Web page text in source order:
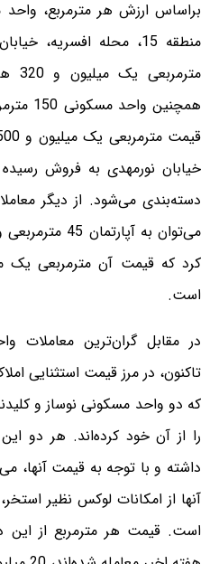
منطقه 15، محله
خیابان نورمهدی به فروش رسیده
دسته‌بندی می‌شود. از دیگر
می‌توان به
است.
در مقابل گران‌ترین معاملات
تاکنون، در مرز قیمت استثنایی
داشته و با توجه به قیمت آنها،
آنها از امکانات لوکس نظیر
است. قیمت هر مترمربع از این